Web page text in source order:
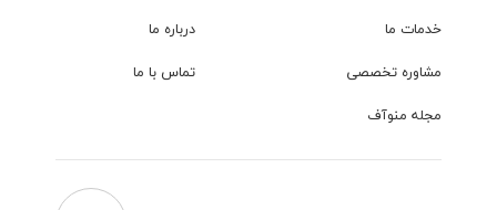
خدمات ما
مشاوره تخصصی
مجله منوآف
درباره ما
تماس با ما